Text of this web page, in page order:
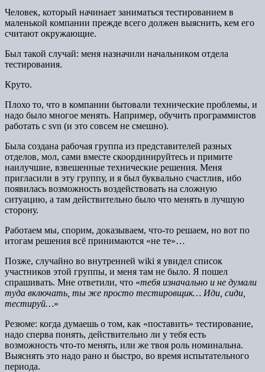
Человек, который начинает заниматься тестированием в
маленькой компании прежде всего должен выяснить, кем его
считают окружающие.
Был такой случай: меня назначили начальником отдела
тестирования.
Круто.
Плохо то, что в компании бытовали технические проблемы, и
надо было многое менять. Например, обучить программистов
работать с svn (и это совсем не смешно).
Была создана рабочая группа из представителей разных
отделов, мол, сами вместе скоординируйтесь и примите
наилучшие, взвешенные технические решения. Меня
пригласили в эту группу, и я был буквально счастлив, ибо
появилась возможность воздействовать на сложную
ситуацию, а там действительно было что менять в лучшую
сторону.
Работаем мы, спорим, доказываем, что-то решаем, но вот по
итогам решения всё принимаются «не те»…
Позже, случайно во внутренней wiki я увидел список
участников этой группы, и меня там не было. Я пошел
спрашивать. Мне ответили, что «тебя изначально и не думали
туда включать, ты же просто тестировщик… Иди, сиди,
тестируй…»
Резюме: когда думаешь о том, как «поставить» тестирование,
надо сперва понять, действительно ли у тебя есть
возможность что-то менять, или же твоя роль номинальна.
Выяснять это надо рано и быстро, во время испытательного
периода.